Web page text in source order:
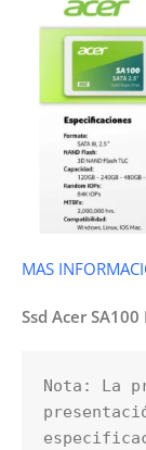
MAS
Ssd Acer
Nota: La